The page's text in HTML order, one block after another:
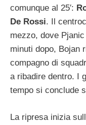
comunque al 25′:
De Rossi. Il
mezzo, dove
minuti dopo, Bojan
compagno di
a ribadire dentro. I
tempo si conclude
La ripresa inizia